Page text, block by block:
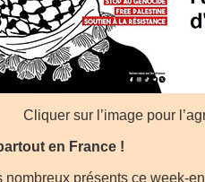
Cliquer sur l’image pour
en France !
nombreux présents ce week-